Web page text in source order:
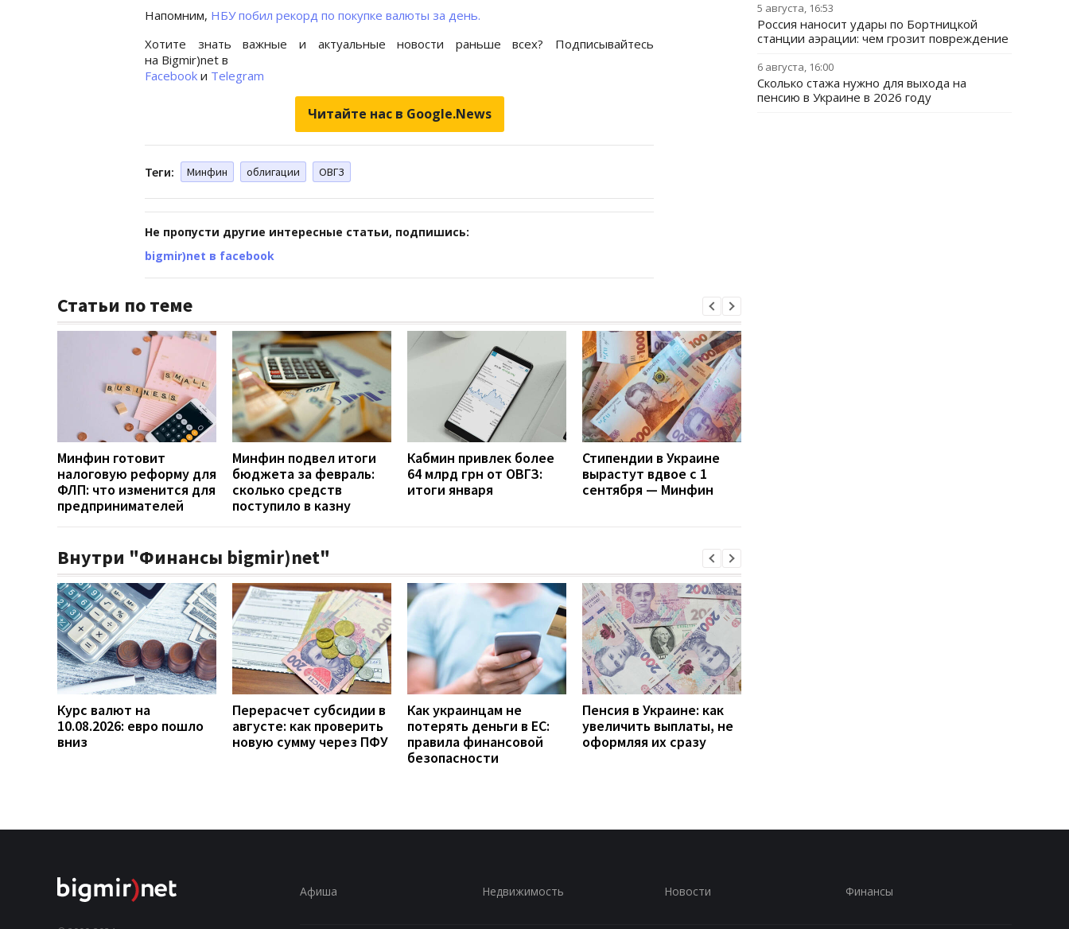
Напомним, НБУ побил рекорд по покупке валюты за день.
Хотите знать важные и актуальные новости раньше всех? Подписывайтесь
на Bigmir)net в
Facebook и Telegram
Читайте нас в Google.News
Теги: Минфин облигации ОВГЗ
Не пропусти другие интересные статьи, подпишись:
bigmir)net в facebook
Статьи по теме
Минфин готовит
налоговую реформу для
ФЛП: что изменится для
предпринимателей
Минфин подвел итоги
бюджета за февраль:
сколько средств
поступило в казну
Кабмин привлек более
64 млрд грн от ОВГЗ:
итоги января
Стипендии в Украине
вырастут вдвое с 1
сентября — Минфин
Внутри "Финансы bigmir)net"
Курс валют на
10.08.2026: евро пошло
вниз
Перерасчет субсидии в
августе: как проверить
новую сумму через ПФУ
Как украинцам не
потерять деньги в ЕС:
правила финансовой
безопасности
Пенсия в Украине: как
увеличить выплаты, не
оформляя их сразу
5 августа, 16:53
Россия наносит удары по Бортницкой
станции аэрации: чем грозит повреждение
6 августа, 16:00
Сколько стажа нужно для выхода на
пенсию в Украине в 2026 году
Афиша Недвижимость Новости Финансы